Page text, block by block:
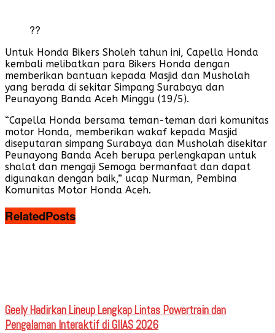
??
Untuk Honda Bikers Sholeh tahun ini, Capella Honda
kembali melibatkan para Bikers Honda dengan
memberikan bantuan kepada Masjid dan Musholah
yang berada di sekitar Simpang Surabaya dan
Peunayong Banda Aceh Minggu (19/5).
“Capella Honda bersama teman-teman dari komunitas
motor Honda, memberikan wakaf kepada Masjid
diseputaran simpang Surabaya dan Musholah disekitar
Peunayong Banda Aceh berupa perlengkapan untuk
shalat dan mengaji Semoga bermanfaat dan dapat
digunakan dengan baik,” ucap Nurman, Pembina
Komunitas Motor Honda Aceh.
RelatedPosts
Geely Hadirkan Lineup Lengkap Lintas Powertrain dan
Pengalaman Interaktif di GIIAS 2026